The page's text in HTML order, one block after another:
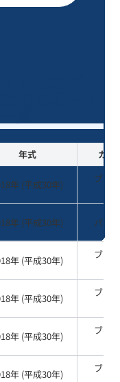
年式 カラ
年 (平成30年)
ブラ
年 (平成30年) パール
年 (平成30年)
ブラ
年 (平成30年)
ブラ
年 (平成30年)
ブラ
年 (平成30年)
ブラ